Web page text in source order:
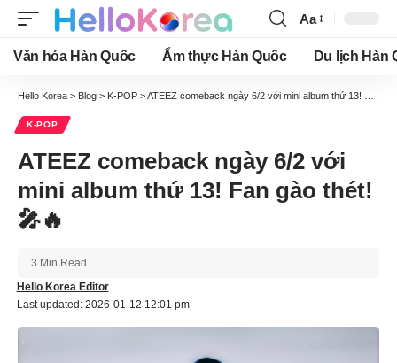
Font
Resizer
Aa
Văn hóa Hàn Quốc Ẩm thực Hàn Quốc Du lịch Hàn
Hello Korea > Blog > K-POP >ATEEZ comeback ngày 6/2 với mini album thứ 13! Fan gào thét! 🎤🔥
K-POP
ATEEZ comeback ngày 6/2 với
mini album thứ 13! Fan gào thét!
🎤🔥
Last updated: 2026-01-12 12:01 pm
Hello Korea Editor
3 Min Read